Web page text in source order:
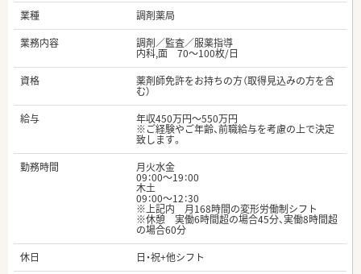
業種
調剤薬局
業務内容
調剤／監査／服薬指導
内科,面 70～100枚/日
資格
薬剤師免許をお持ちの方（取得見込みの方を含
む）
給与
年収450万円～550万円
※ご経験やご年齢、前職給与を考慮の上で決定
致します。
勤務時間
月火水金
09：00～19：00
木土
09：00～12：30
※上記内 月168時間の変形労働制シフト
※休憩 実働6時間超の場合45分、実働8時間超
の場合60分
休日
日・祝+他シフト